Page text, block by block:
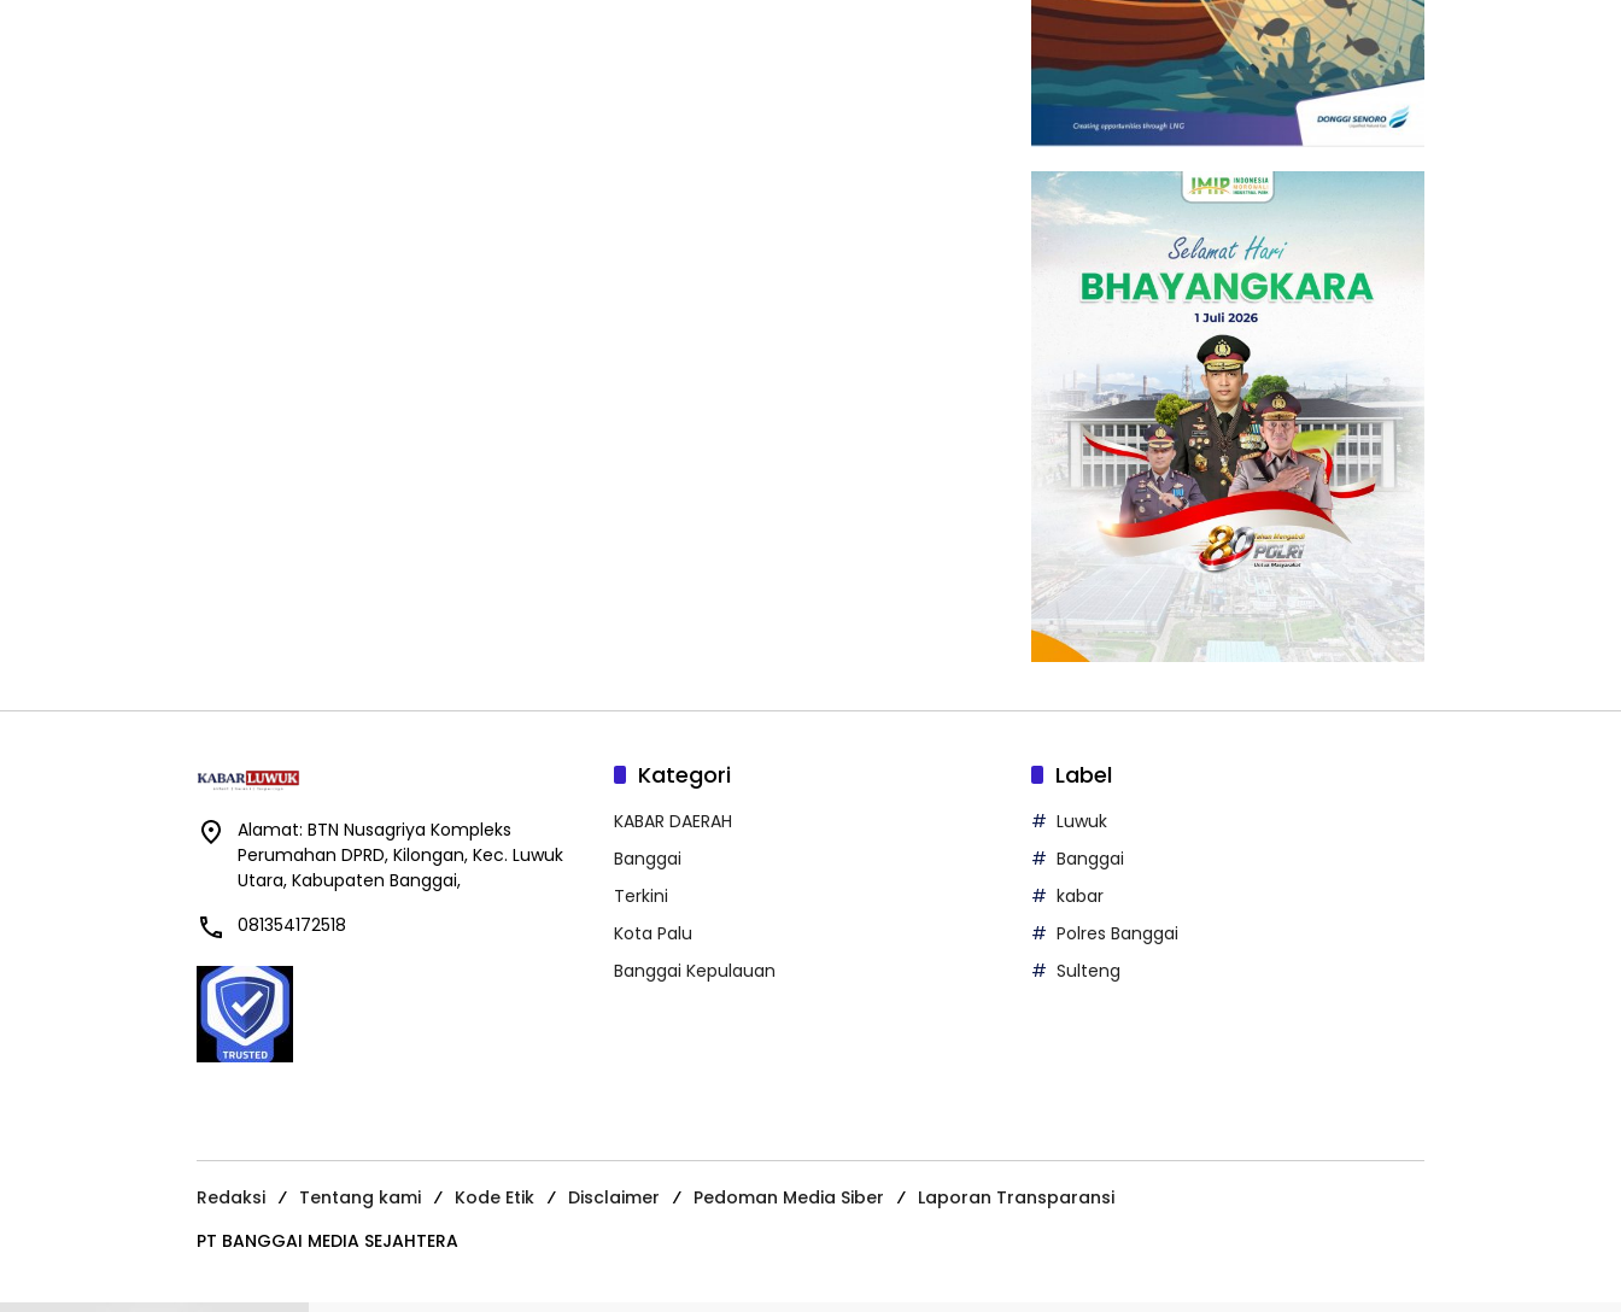
Alamat: BTN Nusagriya Kompleks
Perumahan DPRD, Kilongan, Kec. Luwuk
Utara, Kabupaten Banggai,
081354172518
Kategori
KABAR DAERAH
Banggai
Terkini
Kota Palu
Banggai Kepulauan
Label
Luwuk
Banggai
kabar
Polres Banggai
Sulteng
Redaksi Tentang kami Kode Etik Disclaimer Pedoman Media Siber
Laporan Transparansi
PT BANGGAI MEDIA SEJAHTERA